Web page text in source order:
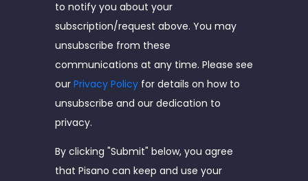
to notify you about your
subscription/request above. You may
unsubscribe from these
communications at any time. Please see
our Privacy Policy for details on how to
unsubscribe and our dedication to
privacy.
By clicking "Submit" below, you agree
that Pisano can keep and use your